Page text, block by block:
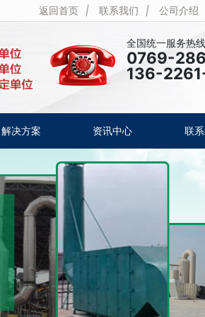
返回首页 | 联系我们 | 公司介绍
全国统一服务热线
0769-
136-
解决方案 资讯中心 联